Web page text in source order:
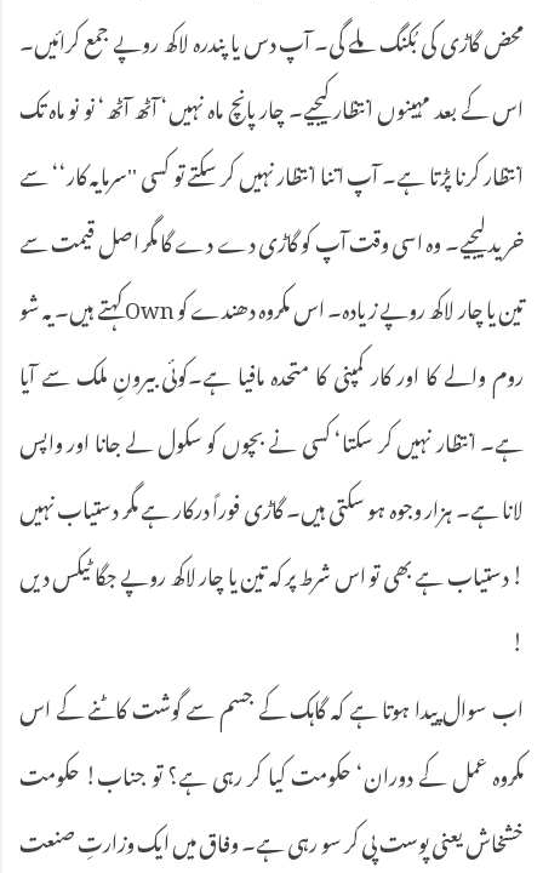
محض گاڑی کی بُکنگ ملے گی۔ آپ دس یا پندرہ لاکھ روپے جمع کرائیں۔
اس کے بعد مہینوں انتظار کیجیے۔ چار پانچ ماہ نہیں‘ آٹھ آٹھ‘ نو نو ماہ تک
انتظار کرنا پڑتا ہے۔ آپ اتنا انتظار نہیں کر سکتے تو کسی ''سرمایہ کار‘‘ سے
خرید لیجیے۔ وہ اسی وقت آپ کو گاڑی دے دے گا مگر اصل قیمت سے
تین یا چار لاکھ روپے زیادہ۔ اس مکروہ دھندے کو Ownکہتے ہیں۔ یہ شو
روم والے کا اور کار کمپنی کا متحدہ مافیا ہے۔کوئی بیرونِ ملک سے آیا
ہے۔ انتظار نہیں کر سکتا‘ کسی نے بچوں کو سکول لے جانا اور واپس
لانا ہے۔ ہزار وجوہ ہو سکتی ہیں۔ گاڑی فوراً درکار ہے مگر دستیاب نہیں
! دستیاب ہے بھی تو اس شرط پر کہ تین یا چار لاکھ روپے جگا ٹیکس دیں
!
اب سوال پیدا ہوتا ہے کہ گاہک کے جسم سے گوشت کاٹنے کے اس
مکروہ عمل کے دوران‘ حکومت کیا کر رہی ہے؟ تو جناب! حکومت
خشخاش یعنی پوست پی کر سو رہی ہے۔ وفاق میں ایک وزارتِ صنعت